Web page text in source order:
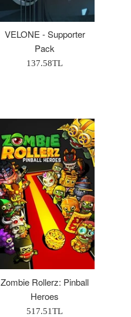
VELONE - Supporter
Pack
Normal
137.58TL
Zombie Rollerz: Pinball
Heroes
Normal
517.51TL